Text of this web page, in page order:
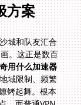
方案
城和队友汇合
。这正是数百
用什么加速器
域限制、频繁
镣铐起舞。根本
点，而普通VPN
场景拆解，助你
业级游戏加速